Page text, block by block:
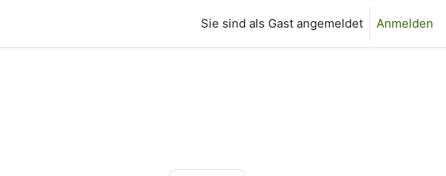
Sie sind als Gast angemeldet Anmelden